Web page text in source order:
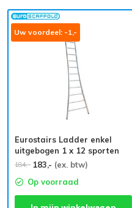
Uw voordeel: -1,-
Eurostairs Ladder enkel
uitgebogen 1 x 12 sporten
184,- 183,- (ex. btw)
Op voorraad